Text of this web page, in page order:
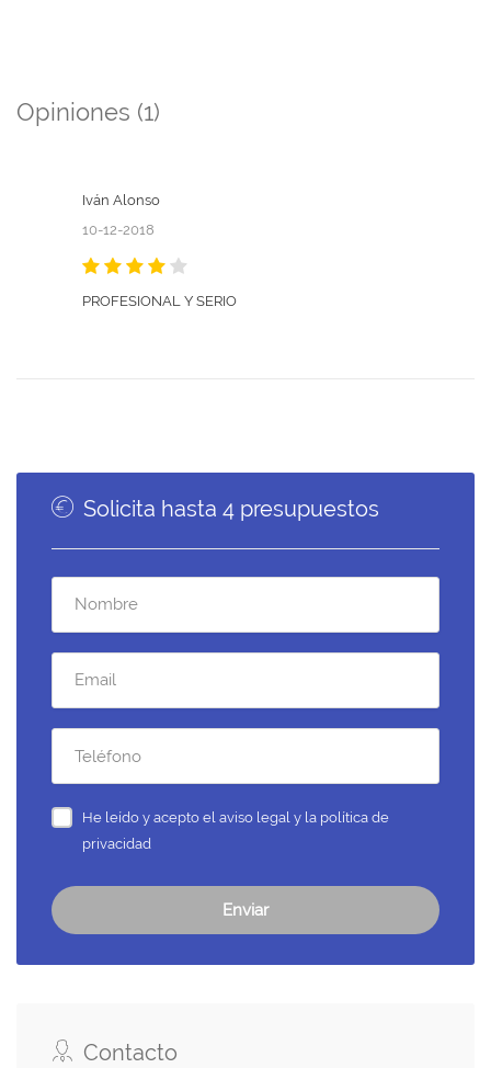
Opiniones (1)
Iván Alonso
10-12-2018
PROFESIONAL Y SERIO
Solicita hasta 4 presupuestos
He leído y acepto el aviso legal y la política de
privacidad
Enviar
Contacto